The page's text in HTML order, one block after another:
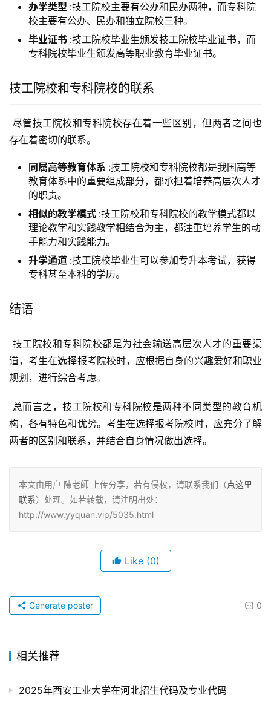
办学类型 :技工院校主要有公办和民办两种，而专科院
校主要有公办、民办和独立院校三种。
毕业证书 :技工院校毕业生颁发技工院校毕业证书，而
专科院校毕业生颁发高等职业教育毕业证书。
技工院校和专科院校的联系
存在着密切的联系。
同属高等教育体系 :技工院校和专科院校都是我国高等
教育体系中的重要组成部分，都承担着培养高层次人才
的职责。
相似的教学模式 :技工院校和专科院校的教学模式都以
理论教学和实践教学相结合为主，都注重培养学生的动
手能力和实践能力。
升学通道 :技工院校毕业生可以参加专升本考试，获得
专科甚至本科的学历。
结语
道，考生在选择报考院校时，应根据自身的兴趣爱好和职业
规划，进行综合考虑。
构，各有特色和优势。考生在选择报考院校时，应充分了解
两者的区别和联系，并结合自身情况做出选择。
本文由用户 陳老師 上传分享，若有侵权，请联系我们（点这里
联系）处理。如若转载，请注明出处：
http://www.yyquan.vip/5035.html
Like (0)
0
Generate poster
相关推荐
2025年西安工业大学在河北招生代码及专业代码